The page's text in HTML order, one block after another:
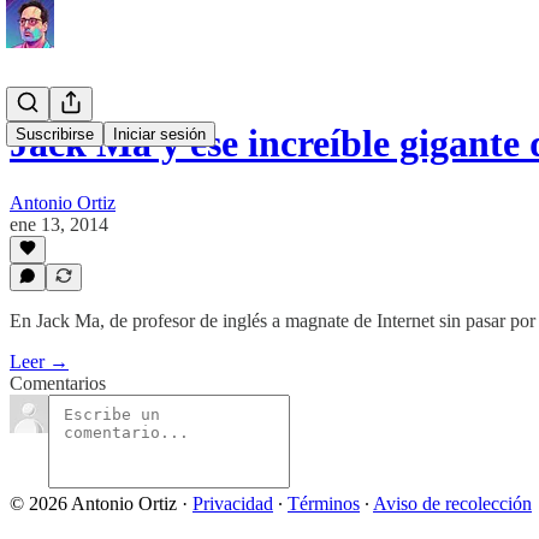
Suscribirse Iniciar sesión
Jack Ma y ese increíble gigante
Antonio Ortiz
ene 13, 2014
En Jack Ma, de profesor de inglés a magnate de Internet sin pasar
Leer →
Comentarios
© 2026 Antonio Ortiz · Privacidad ∙ Términos ∙ Aviso de recolección